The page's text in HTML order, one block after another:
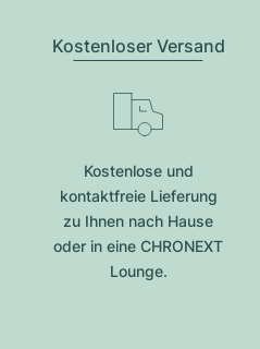
Kostenloser Versand
Kostenlose und
kontaktfreie Lieferung
zu Ihnen nach Hause
oder in eine CHRONEXT
Lounge.